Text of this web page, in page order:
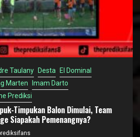
Taulany Desta
El Dominal
Marten
Imam Darto
Prediksi
Timpukan Balon Dimulai, Team
Siapakah Pemenangnya?